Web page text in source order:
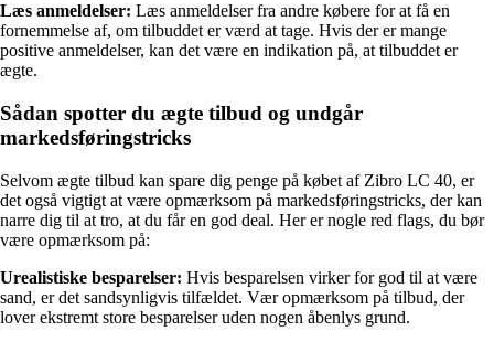
Læs anmeldelser: Læs anmeldelser fra andre købere for at få en
fornemmelse af, om tilbuddet er værd at tage. Hvis der er mange
positive anmeldelser, kan det være en indikation på, at tilbuddet er
ægte.
Sådan spotter du ægte tilbud og undgår
markedsføringstricks
Selvom ægte tilbud kan spare dig penge på købet af Zibro LC 40, er
det også vigtigt at være opmærksom på markedsføringstricks, der kan
narre dig til at tro, at du får en god deal. Her er nogle red flags, du bør
være opmærksom på:
Urealistiske besparelser: Hvis besparelsen virker for god til at være
sand, er det sandsynligvis tilfældet. Vær opmærksom på tilbud, der
lover ekstremt store besparelser uden nogen åbenlys grund.